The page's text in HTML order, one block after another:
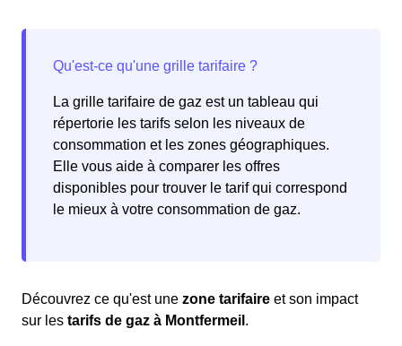
La grille tarifaire de gaz est un tableau qui
répertorie les tarifs selon les niveaux de
consommation et les zones géographiques.
Elle vous aide à comparer les offres
disponibles pour trouver le tarif qui correspond
le mieux à votre consommation de gaz.
Découvrez ce qu'est une zone tarifaire et son impact
sur les tarifs de gaz à Montfermeil .